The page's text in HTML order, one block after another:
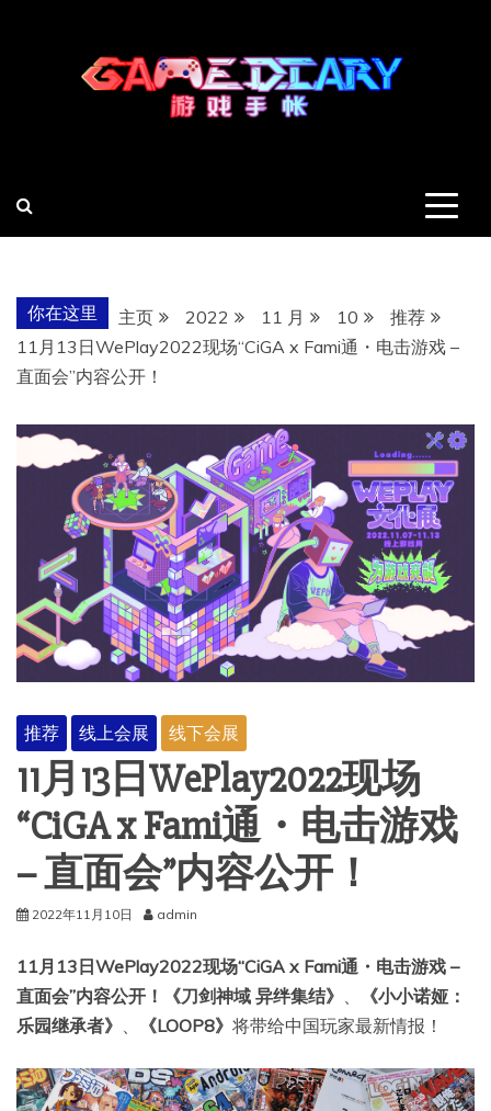
你在这里 主页 2022 11 月 10
推荐
11月13日WePlay2022现场“CiGA x Fami通・电击游戏 –
直面会”内容公开！
推荐 线上会展 线下会展
11月13日WePlay2022现场
“CiGA x Fami通・电击游戏
– 直面会”内容公开！
2022年11月10日 admin
11月13日WePlay2022现场“CiGA x Fami通・电击游戏 –
直面会”内容公开！《刀剑神域 异绊集结》
《小小诺娅：
乐园继承者》
《LOOP8》 将带给中国玩家最新情报！